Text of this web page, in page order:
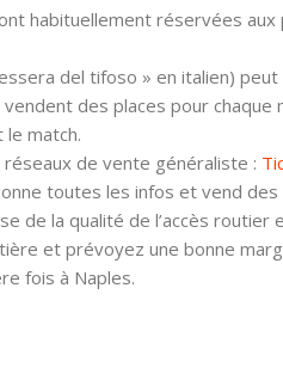
habituellement réservées aux
del tifoso » en italien) peut
des places pour chaque
match.
de vente généraliste :
toutes les infos et vend des
de la qualité de l’accès routier
et prévoyez une bonne
fois à Naples.